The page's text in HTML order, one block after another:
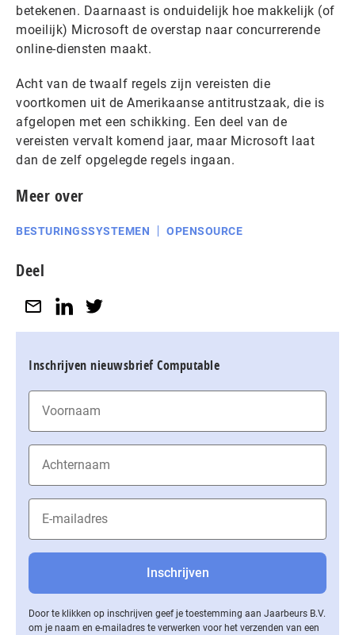
betekenen. Daarnaast is onduidelijk hoe makkelijk (of
moeilijk) Microsoft de overstap naar concurrerende
online-diensten maakt.
Acht van de twaalf regels zijn vereisten die
voortkomen uit de Amerikaanse antitrustzaak, die is
afgelopen met een schikking. Een deel van de
vereisten vervalt komend jaar, maar Microsoft laat
dan de zelf opgelegde regels ingaan.
Meer over
BESTURINGSSYSTEMEN OPENSOURCE
Deel
Inschrijven nieuwsbrief Computable
Door te klikken op inschrijven geef je toestemming aan Jaarbeurs B.V.
om je naam en e-mailadres te verwerken voor het verzenden van een